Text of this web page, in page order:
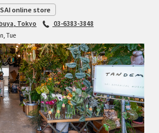
SAI online store
Tokyo
03-6383-3848
Tue